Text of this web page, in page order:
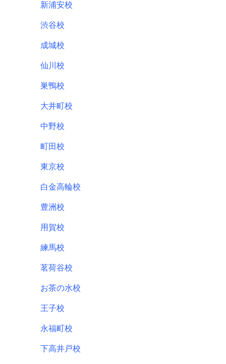
新浦安校
渋谷校
成城校
仙川校
巣鴨校
大井町校
中野校
町田校
東京校
白金高輪校
豊洲校
用賀校
練馬校
茗荷谷校
お茶の水校
王子校
永福町校
下高井戸校